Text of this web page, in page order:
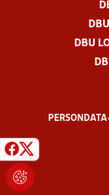
DBU